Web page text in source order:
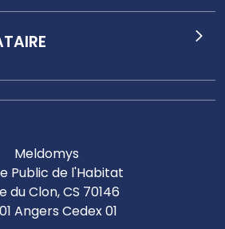
Meldomys
Public de l'Habitat
du Clon, CS 70146
Angers Cedex 01